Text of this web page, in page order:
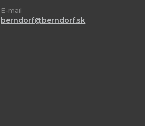
E-mail
berndorf@berndorf.sk